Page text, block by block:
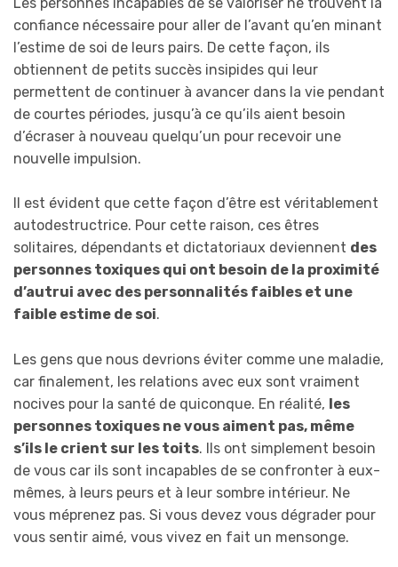
confiance nécessaire pour aller de l’avant qu’en minant
l’estime de soi de leurs pairs. De cette façon, ils
obtiennent de petits succès insipides qui leur
permettent de continuer à avancer dans la vie pendant
de courtes périodes, jusqu’à ce qu’ils aient besoin
d’écraser à nouveau quelqu’un pour recevoir une
nouvelle impulsion.
Il est évident que cette façon d’être est véritablement
autodestructrice. Pour cette raison, ces êtres
solitaires, dépendants et dictatoriaux deviennent des
personnes toxiques qui ont besoin de la proximité
d’autrui avec des personnalités faibles et une
faible estime de soi.
Les gens que nous devrions éviter comme une maladie,
car finalement, les relations avec eux sont vraiment
nocives pour la santé de quiconque. En réalité, les
personnes toxiques ne vous aiment pas, même
s’ils le crient sur les toits. Ils ont simplement besoin
de vous car ils sont incapables de se confronter à eux-
mêmes, à leurs peurs et à leur sombre intérieur. Ne
vous méprenez pas. Si vous devez vous dégrader pour
vous sentir aimé, vous vivez en fait un mensonge.